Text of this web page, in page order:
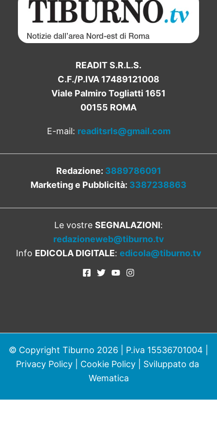
READIT S.R.L.S.
C.F./P.IVA 17489121008
Viale Palmiro Togliatti 1651
00155 ROMA
E-mail: readitsrls@gmail.com
Redazione: 3889786091
Marketing e Pubblicità: 3387238863
Le vostre SEGNALAZIONI:
redazioneweb@tiburno.tv
Info EDICOLA DIGITALE: edicola@tiburno.tv
© Copyright Tiburno 2026 | P.iva 15536701004 |
Privacy Policy| Cookie Policy| Sviluppato da
Wematica